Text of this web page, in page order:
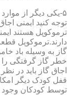
۵-یکی دیگر از
توجه کنید ایمنی
ترموکوپل هستند
دارند.ترموکوپل
گاز به وسیله باد
خطر گاز گرفتگی را
اجاق گاز باید در
قفل کودک دیگر
توسط کودکان وجود